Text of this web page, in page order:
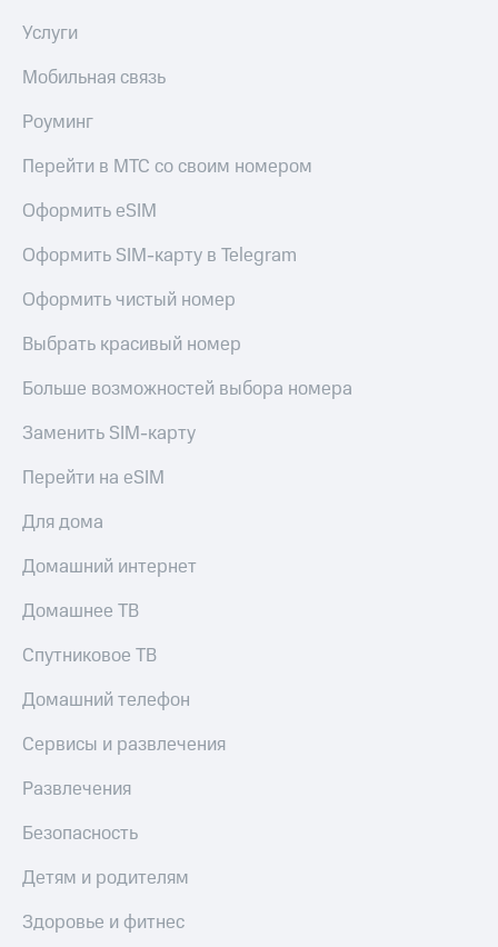
Услуги
Мобильная связь
Роуминг
Перейти в МТС со своим номером
Оформить eSIM
Оформить SIM-карту в Telegram
Оформить чистый номер
Выбрать красивый номер
Больше возможностей выбора номера
Заменить SIM-карту
Перейти на eSIM
Для дома
Домашний интернет
Домашнее ТВ
Спутниковое ТВ
Домашний телефон
Сервисы и развлечения
Развлечения
Безопасность
Детям и родителям
Здоровье и фитнес